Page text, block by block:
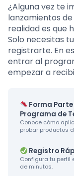
¿Alguna vez te
lanzamientos
realidad es que
Solo necesitas
registrarte. En
entrar al
empezar a
Forma
Programa de
Conoce cómo
probar productos
Registro
Configura tu perfil
de minutos.